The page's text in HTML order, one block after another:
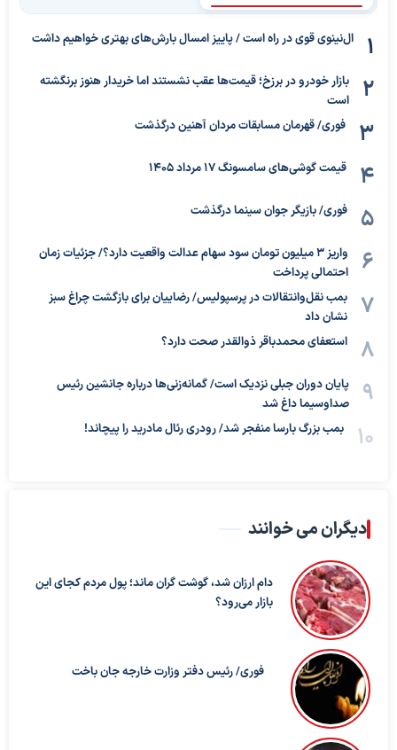
ال‌نینوی قوی در راه است / پاییز امسال بارش‌های بهتری خواهیم داشت
بازار خودرو در برزخ؛ قیمت‌ها عقب نشستند اما خریدار هنوز برنگشته
است
فوری/ قهرمان مسابقات مردان آهنین درگذشت
قیمت گوشی‌های سامسونگ 17 مرداد 1405
فوری/ بازیگر جوان سینما درگذشت
واریز ۳ میلیون تومان سود سهام عدالت واقعیت دارد؟/ جزئیات زمان
احتمالی پرداخت
بمب نقل‌وانتقالات در پرسپولیس/ رضاییان برای بازگشت چراغ سبز
نشان داد
استعفای محمدباقر ذوالقدر صحت دارد؟
پایان دوران جبلی نزدیک است/ گمانه‌زنی‌ها درباره جانشین رئیس
صداوسیما داغ شد
بمب بزرگ بارسا منفجر شد/ رودری رئال مادرید را پیچاند!
دیگران می خوانند
دام ارزان شد، گوشت گران ماند؛ پول مردم کجای این
بازار می‌رود؟
فوری/ رئیس دفتر وزارت خارجه جان باخت